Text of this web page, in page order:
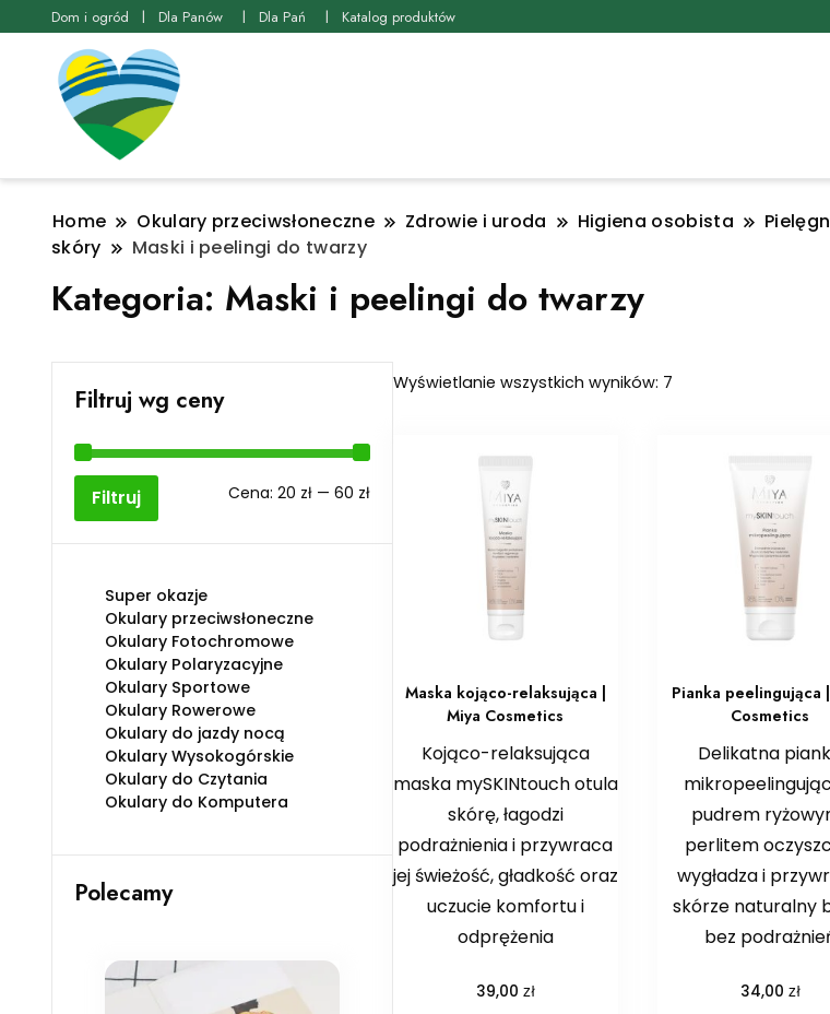
Dom i ogród Dla Panów Dla Pań Katalog produktów
Home Okulary przeciwsłoneczne Zdrowie i uroda Higiena osobista
skóry
Maski i peelingi do twarzy
Kategoria: Maski i peelingi do twarzy
Wyświetlanie wszystkich wyników: 7Posortowane
Maska kojąco-relaksująca |
Miya Cosmetics
Kojąco-relaksująca
maska mySKINtouch otula
skórę, łagodzi
podrażnienia i przywraca
jej świeżość, gładkość oraz
uczucie komfortu i
odprężenia
39,00 zł
Pianka peelingująca
Cosmetics
Delikatna
pudrem
perlitem
wygładza i
skórze naturalny
bez
34,00 zł
Filtruj wg ceny
Cena
Cena
Filtruj Cena: 20 zł— 60 zł
Super okazje
Okulary przeciwsłoneczne
Okulary Fotochromowe
Okulary Polaryzacyjne
Okulary Sportowe
Okulary Rowerowe
Okulary do jazdy nocą
Okulary Wysokogórskie
Okulary do Czytania
Okulary do Komputera
Polecamy